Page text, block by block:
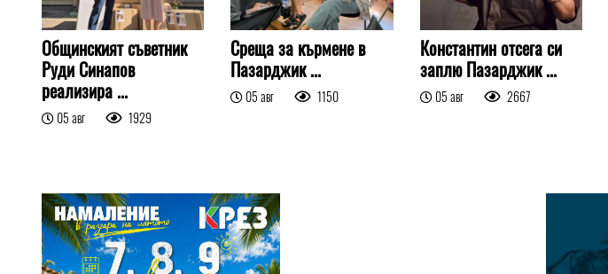
Общинският съветник
Руди Синапов
реализира ...
05 авг 1929
Среща за кърмене в
Пазарджик ...
05 авг 1150
Константин отсега си
заплю Пазарджик ...
05 авг 2667